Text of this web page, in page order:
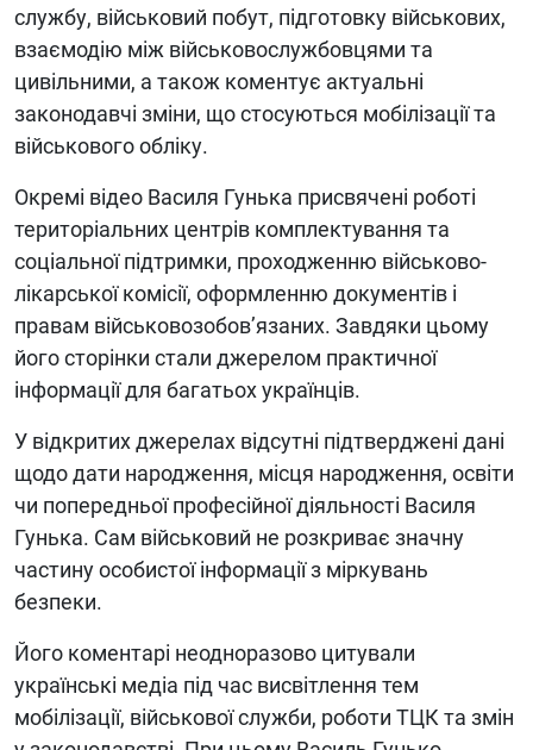
службу, військовий побут, підготовку військових,
взаємодію між військовослужбовцями та
цивільними, а також коментує актуальні
законодавчі зміни, що стосуються мобілізації та
військового обліку.
Окремі відео Василя Гунька присвячені роботі
територіальних центрів комплектування та
соціальної підтримки, проходженню військово-
лікарської комісії, оформленню документів і
правам військовозобов’язаних. Завдяки цьому
його сторінки стали джерелом практичної
інформації для багатьох українців.
У відкритих джерелах відсутні підтверджені дані
щодо дати народження, місця народження, освіти
чи попередньої професійної діяльності Василя
Гунька. Сам військовий не розкриває значну
частину особистої інформації з міркувань
безпеки.
Його коментарі неодноразово цитували
українські медіа під час висвітлення тем
мобілізації, військової служби, роботи ТЦК та змін